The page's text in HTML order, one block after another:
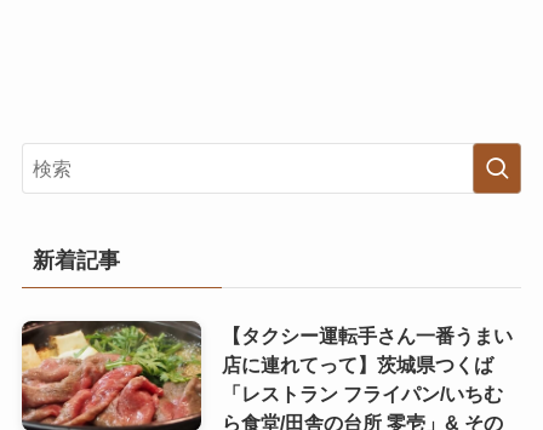
新着記事
【タクシー運転手さん一番うまい
店に連れてって】茨城県つくば
「レストラン フライパン/いちむ
ら食堂/田舎の台所 零壱」& その